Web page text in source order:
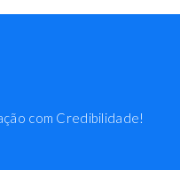
com Credibilidade!